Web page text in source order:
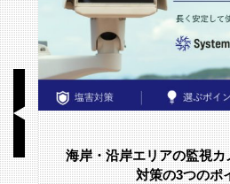
01
海岸・沿岸エリアの監視
対策の3つのポ